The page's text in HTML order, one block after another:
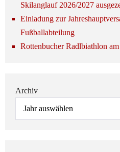
Skilanglauf 2026/2027
Einladung zur
Fußballabteilung
Rottenbucher Radlbiathlon
Archiv